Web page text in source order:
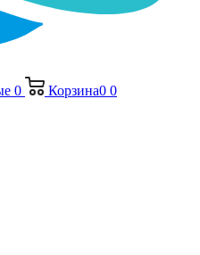
0 Корзина0 0